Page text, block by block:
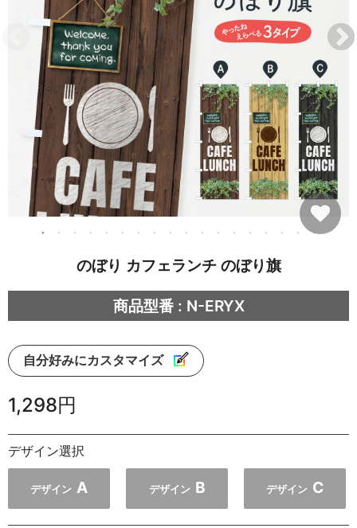
のぼり カフェランチ のぼり旗
商品型番 : N-ERYX
自分好みにカスタマイズ
1,298円
デザイン選択
デザイン A デザイン B デザイン C